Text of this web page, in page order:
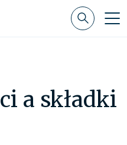
a składki